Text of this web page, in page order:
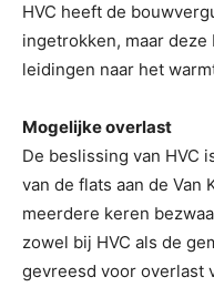
HVC heeft de
ingetrokken, maar
leidingen naar het
Mogelijke overlast
De beslissing van HVC
van de flats aan de Van
meerdere keren
zowel bij HVC als de
gevreesd voor overlast